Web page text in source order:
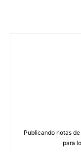
Publicando notas
para